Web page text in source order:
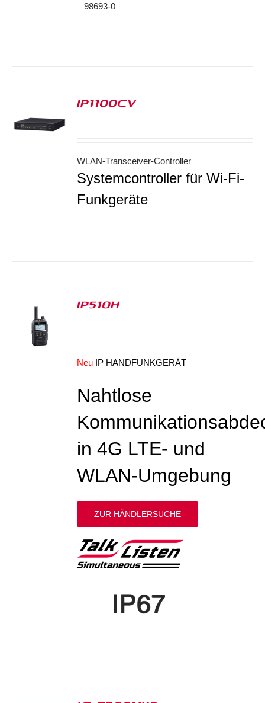
98693-0
IP1100CV
WLAN-Transceiver-Controller
Systemcontroller für Wi-Fi-
Funkgeräte
IP510H
Neu IP HANDFUNKGERÄT
Nahtlose
in 4G LTE- und
WLAN-Umgebung
ZUR HÄNDLERSUCHE